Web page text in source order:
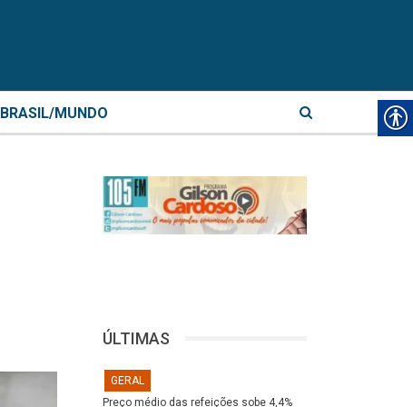
BRASIL/MUNDO
ÚLTIMAS
GERAL
Preço médio das refeições sobe 4,4%